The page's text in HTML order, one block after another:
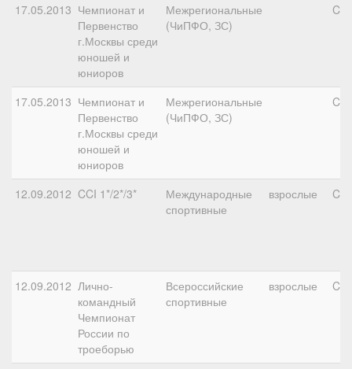
17.05.2013 Чемпионат и
Первенство
г.Москвы среди
юношей и
юниоров
Межрегиональные
(ЧиПФО, ЗС)
17.05.2013 Чемпионат и
Первенство
г.Москвы среди
юношей и
юниоров
Межрегиональные
(ЧиПФО, ЗС)
12.09.2012 CCI 1*/2*/3*
Международные
спортивные
взрослые
12.09.2012 Лично-
командный
Чемпионат
России по
троеборью
Всероссийские
спортивные
взрослые